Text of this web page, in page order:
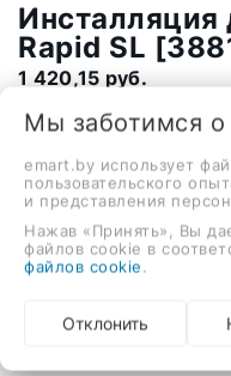
Инсталляция
Rapid SL
1 420,15 руб.
крепление на
стену/на пол,
прерываемый слив,
комплекте,
В корзину
Мы заботимся
emart.by использует
пользовательского
и представления
Нажав «Принять», Вы
файлов cookie в
файлов cookie.
Отклонить